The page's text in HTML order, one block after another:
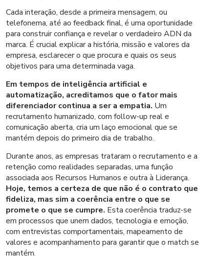
Cada interação, desde a primeira mensagem, ou
telefonema, até ao feedback final, é uma oportunidade
para construir confiança e revelar o verdadeiro ADN da
marca. É crucial explicar a história, missão e valores da
empresa, esclarecer o que procura e quais os seus
objetivos para uma determinada vaga.
Em tempos de inteligência artificial e
automatização, acreditamos que o fator mais
diferenciador continua a ser a empatia. Um
recrutamento humanizado, com follow-up real e
comunicação aberta, cria um laço emocional que se
mantém depois do primeiro dia de trabalho.
Durante anos, as empresas trataram o recrutamento e a
retenção como realidades separadas, uma função
associada aos Recursos Humanos e outra à Liderança.
Hoje, temos a certeza de que não é o contrato que
fideliza, mas sim a coerência entre o que se
promete o que se cumpre. Esta coerência traduz-se
em processos que unem dados, tecnologia e emoção,
com entrevistas comportamentais, mapeamento de
valores e acompanhamento para garantir que o match se
mantém.